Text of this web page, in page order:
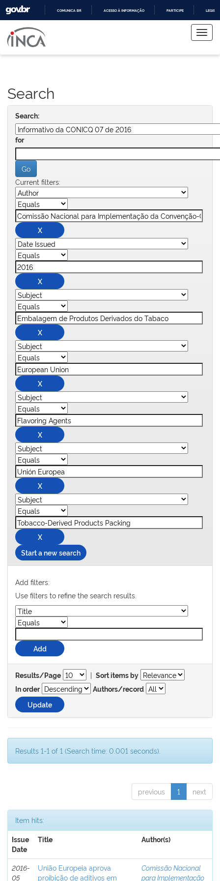
COMUNICA BR ACESSO À INFORMAÇÃO PARTICIPE
navigation
Search
Search:
for
Current filters:
Start a new search
Add filters:
Use filters to refine the search results.
Results/Page | Sort items by
In order
Authors/record
Results 1-1 of 1 (Search time: 0.001 seconds).
previous 1 next
Item hits:
Issue
Date
Title Author(s)
2016-
05
União Europeia aprova
proibição de aditivos em
Comissão Nacional
para Implementação